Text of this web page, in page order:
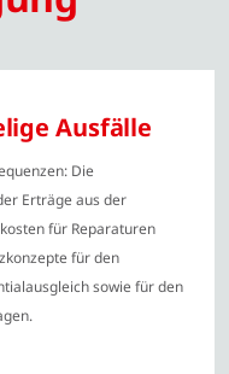
Ausfälle
Die
Erträge aus der
für Reparaturen
für den
sowie für den